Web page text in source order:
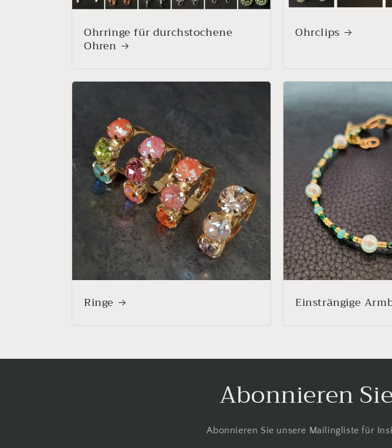
Ohrringe für durchstochene
Ohren
Ohrclips
Ringe Einsträngige
Abonnieren
Abonnieren Sie unsere Mailingliste für